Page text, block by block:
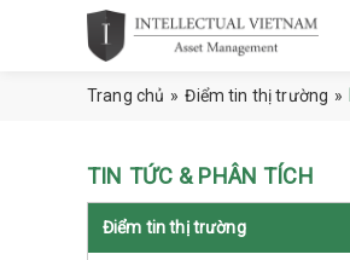
Trang chủ » Điểm tin thị trường »
TIN TỨC & PHÂN TÍCH
Điểm tin thị trường